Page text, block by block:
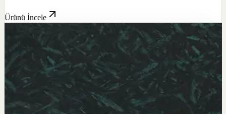
Ürünü İncele